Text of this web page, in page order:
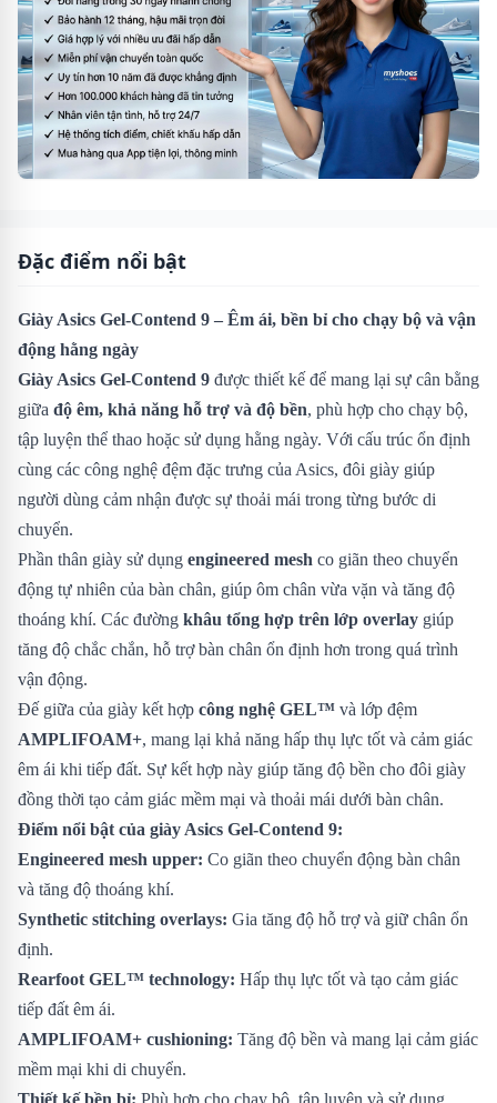
Đặc điểm nổi bật
Giày Asics Gel-Contend 9 – Êm ái, bền bỉ cho chạy bộ và vận
động hằng ngày
Giày Asics Gel-Contend 9 được thiết kế để mang lại sự cân bằng
giữa độ êm, khả năng hỗ trợ và độ bền, phù hợp cho chạy bộ,
tập luyện thể thao hoặc sử dụng hằng ngày. Với cấu trúc ổn định
cùng các công nghệ đệm đặc trưng của Asics, đôi giày giúp
người dùng cảm nhận được sự thoải mái trong từng bước di
chuyển.
Phần thân giày sử dụng engineered mesh co giãn theo chuyển
động tự nhiên của bàn chân, giúp ôm chân vừa vặn và tăng độ
thoáng khí. Các đường khâu tổng hợp trên lớp overlay giúp
tăng độ chắc chắn, hỗ trợ bàn chân ổn định hơn trong quá trình
vận động.
Đế giữa của giày kết hợp công nghệ GEL™ và lớp đệm
AMPLIFOAM+, mang lại khả năng hấp thụ lực tốt và cảm giác
êm ái khi tiếp đất. Sự kết hợp này giúp tăng độ bền cho đôi giày
đồng thời tạo cảm giác mềm mại và thoải mái dưới bàn chân.
Điểm nổi bật của giày Asics Gel-Contend 9:
Engineered mesh upper: Co giãn theo chuyển động bàn chân
và tăng độ thoáng khí.
Synthetic stitching overlays: Gia tăng độ hỗ trợ và giữ chân ổn
định.
Rearfoot GEL™ technology: Hấp thụ lực tốt và tạo cảm giác
tiếp đất êm ái.
AMPLIFOAM+ cushioning: Tăng độ bền và mang lại cảm giác
mềm mại khi di chuyển.
Thiết kế bền bỉ: Phù hợp cho chạy bộ, tập luyện và sử dụng